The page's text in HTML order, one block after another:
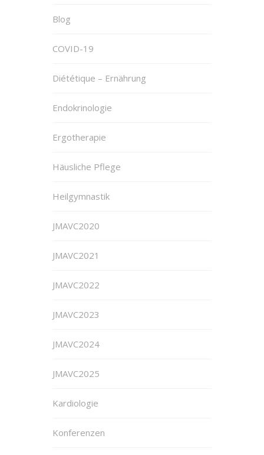
Blog
COVID-19
Diététique – Ernährung
Endokrinologie
Ergotherapie
Häusliche Pflege
Heilgymnastik
JMAVC2020
JMAVC2021
JMAVC2022
JMAVC2023
JMAVC2024
JMAVC2025
Kardiologie
Konferenzen